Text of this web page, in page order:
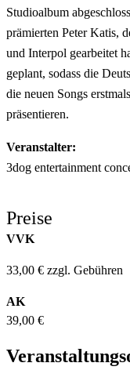
Studioalbum
prämierten Peter Katis,
und Interpol gearbeitet
geplant, sodass die
die neuen Songs
präsentieren.
Veranstalter:
3dog entertainment
Preise
VVK
33,00 € zzgl. Gebühren
AK
39,00 €